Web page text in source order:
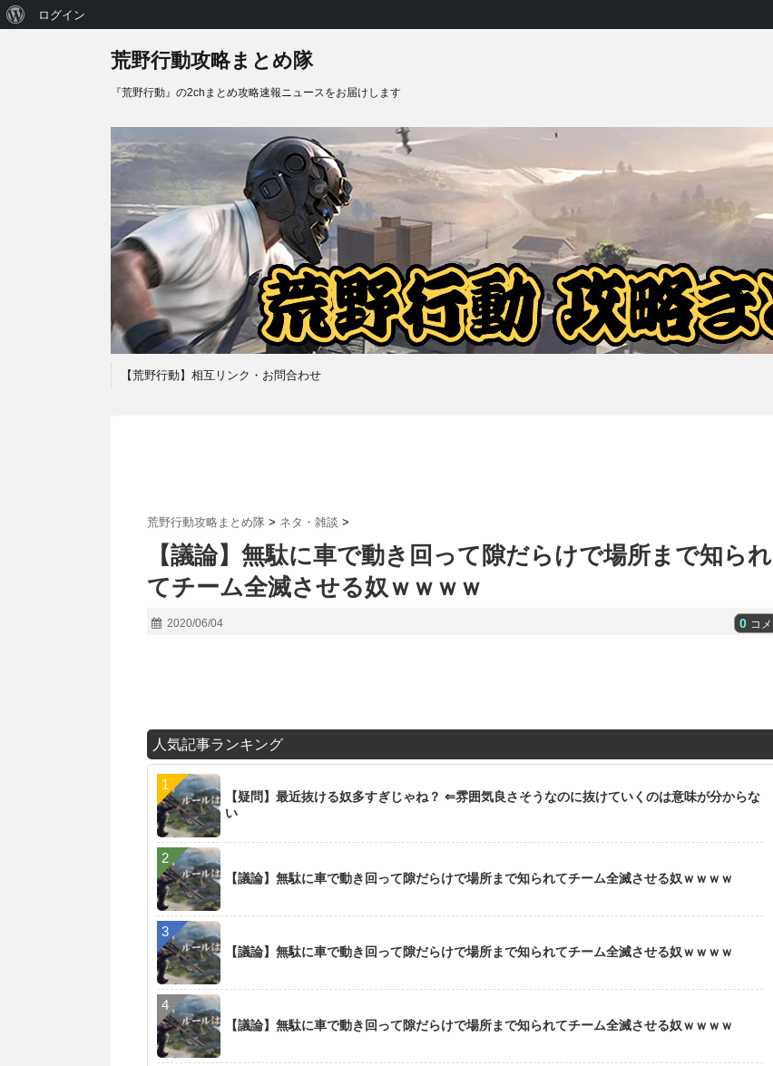
荒野行動攻略まとめ隊
『荒野行動』の2chまとめ攻略速報ニュースをお届けします
【荒野行動】相互リンク・お問合わせ
荒野行動攻略まとめ隊 > ネタ・雑談 >
【議論】無駄に車で動き回って隙だらけで場所まで知られ
てチーム全滅させる奴ｗｗｗｗ
2020/06/04 0 コメ
人気記事ランキング
【疑問】最近抜ける奴多すぎじゃね？ ⇐雰囲気良さそうなのに抜けていくのは意味が分からな
い
【議論】無駄に車で動き回って隙だらけで場所まで知られてチーム全滅させる奴ｗｗｗｗ
【議論】無駄に車で動き回って隙だらけで場所まで知られてチーム全滅させる奴ｗｗｗｗ
【議論】無駄に車で動き回って隙だらけで場所まで知られてチーム全滅させる奴ｗｗｗｗ
WordPress
ログイン